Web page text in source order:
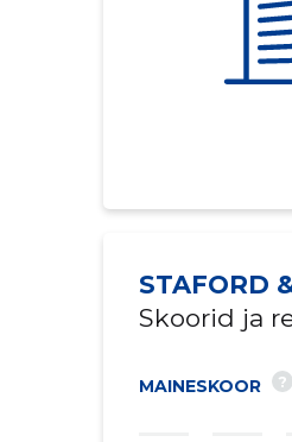
STAFORD
Skoorid ja
MAINESKOOR ?